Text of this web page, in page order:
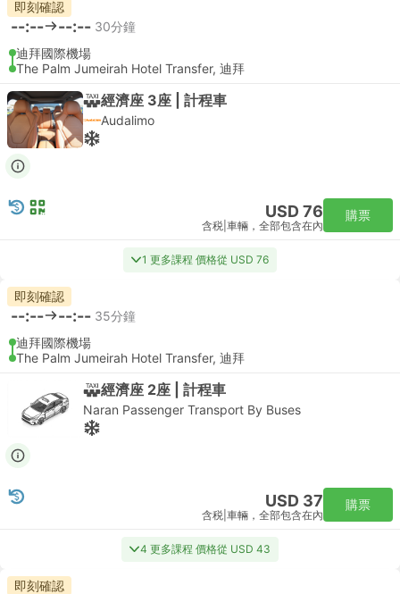
即刻確認
--:-- --:-- 30分鐘
迪拜國際機場
The Palm Jumeirah Hotel Transfer, 迪拜
經濟座 3座 | 計程車
Audalimo
USD 76
含税 車輛，全部包含在內
購票
1 更多課程 價格從 USD 76
即刻確認
--:-- --:-- 35分鐘
迪拜國際機場
The Palm Jumeirah Hotel Transfer, 迪拜
經濟座 2座 | 計程車
Naran Passenger Transport By Buses
USD 37
含税 車輛，全部包含在內
購票
4 更多課程 價格從 USD 43
即刻確認